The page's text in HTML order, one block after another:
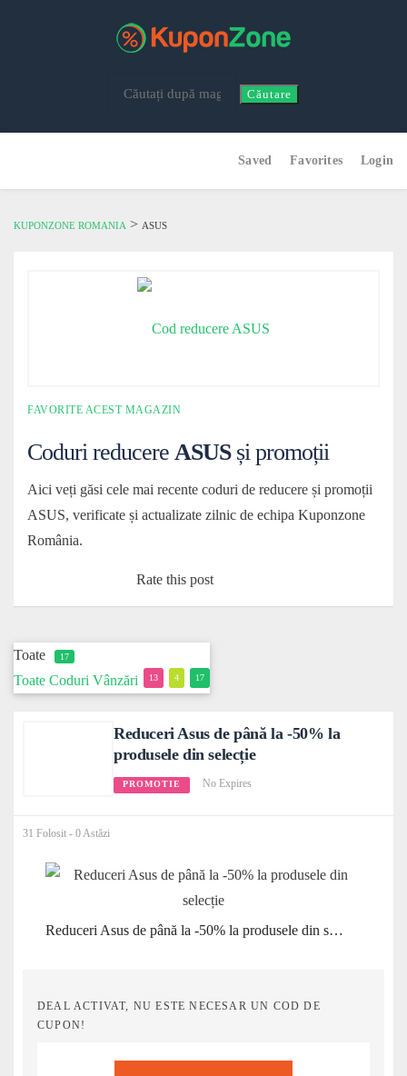
Căutare
Saved Favorites Login
KUPONZONE ROMANIA > ASUS
FAVORITE ACEST MAGAZIN
Coduri reducere ASUSși promoții
Aici veți găsi cele mai recente coduri de reducere și promoții
ASUS, verificate și actualizate zilnic de echipa Kuponzone
România.
Rate this post
Toate 17
Toate 17
Coduri 4
Vânzări 13
Reduceri Asus de până la -50% la
produsele din selecție
PROMOTIE No Expires
31 Folosit - 0 Astăzi
Reduceri Asus de până la -50% la produsele din selecție
DEAL ACTIVAT, NU ESTE NECESAR UN COD DE
CUPON!